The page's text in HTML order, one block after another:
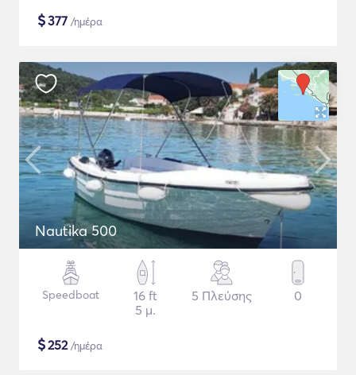
$377 /ημέρα
Nautika 500
Speedboat
16 ft
5 μ.
5 Πλεύσης 0
$252/ημέρα